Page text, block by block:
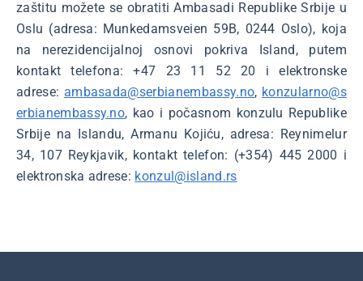
zaštitu možete se obratiti Ambasadi Republike Srbije u
Oslu (adresa: Munkedamsveien 59B, 0244 Oslo), koja
na nerezidencijalnoj osnovi pokriva Island, putem
kontakt telefona: +47 23 11 52 20 i elektronske
adrese: ambasada@serbianembassy.no, konzularno@s
erbianembassy.no, kao i počasnom konzulu Republike
Srbije na Islandu, Armanu Kojiću, adresa: Reynimelur
34, 107 Reykjavik, kontakt telefon: (+354) 445 2000 i
elektronska adrese: konzul@island.rs